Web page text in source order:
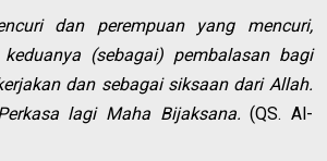
dan perempuan yang mencuri,
(sebagai) pembalasan bagi
dan sebagai siksaan dari Allah.
lagi Maha Bijaksana. (QS. Al-